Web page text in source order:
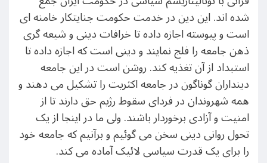
شده اند. این دین در خدمت حکومت جنایتکار خامنه ای
است و پیوسته اجازه داده تا خرافات دینی و شیعه گری
ذهن جامعه را فلج نمایند و دینی است که اجازه داده تا
استبداد از آن تغذیه کند. روشن است در این جامعه
دینداران گوناگون در جامعه اکثریت را تشکیل می دهند و
همه شهروندان در فردای سقوط رژیم حق دارند تا از
امنیت و آزادی برخوردار باشند. ولی ما در اینجا از یک
تحول روانی دینی سخن می گوئیم و برآنیم که جامعه خود
را برای یک قدرت سیاسی لائیک آماده می کند.